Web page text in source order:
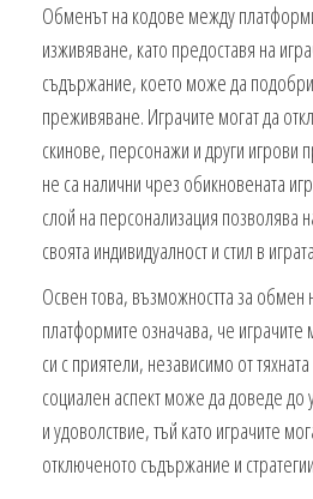
Обменът на кодове между
изживяване, като предоставя на
съдържание, което може да
преживяване. Играчите могат да
скинове, персонажи и други игрови
не са налични чрез обикновената
слой на персонализация позволява
своята индивидуалност и стил в
Освен това, възможността за
платформите означава, че играчите
си с приятели, независимо от
социален аспект може да доведе до
и удоволствие, тъй като играчите
отключеното съдържание и